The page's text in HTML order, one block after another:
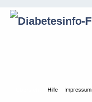
Hilfe Impressum